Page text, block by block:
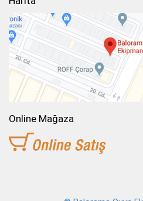
Online Mağaza